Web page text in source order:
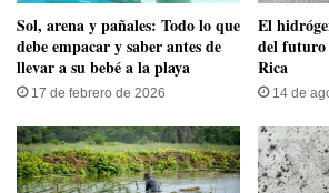
Sol, arena y pañales: Todo lo que
debe empacar y saber antes de
llevar a su bebé a la playa
17 de febrero de 2026
El
del futuro
Rica
14 de